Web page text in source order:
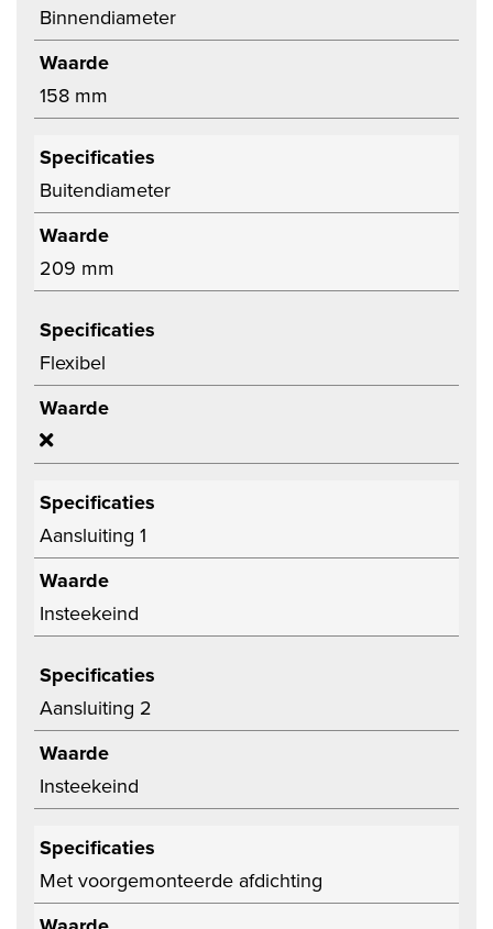
Binnendiameter
Waarde
158 mm
Specificaties
Buitendiameter
Waarde
209 mm
Specificaties
Flexibel
Waarde
Specificaties
Aansluiting 1
Waarde
Insteekeind
Specificaties
Aansluiting 2
Waarde
Insteekeind
Specificaties
Met voorgemonteerde afdichting